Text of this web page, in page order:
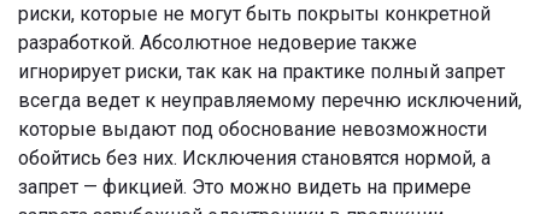
риски, которые не могут быть покрыты конкретной
разработкой. Абсолютное недоверие также
игнорирует риски, так как на практике полный запрет
всегда ведет к неуправляемому перечню исключений,
которые выдают под обоснование невозможности
обойтись без них. Исключения становятся нормой, а
запрет — фикцией. Это можно видеть на примере